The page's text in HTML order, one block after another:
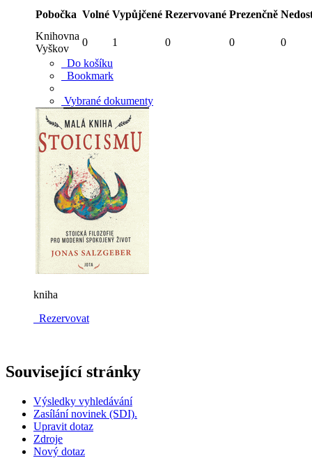
Pobočka Volné Vypůjčené Rezervované Prezenčně
Knihovna
Vyškov
0 1 0 0
0
Do košíku
Bookmark
Vybrané dokumenty
kniha
Rezervovat
Související stránky
Výsledky vyhledávání
Zasílání novinek (SDI).
Upravit dotaz
Zdroje
Nový dotaz